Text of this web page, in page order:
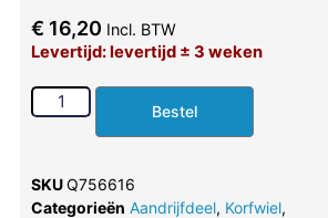
€ 16,20 Incl. BTW
Levertijd: levertijd ± 3 weken
Bestel
SKUQ756616
Categorieën Aandrijfdeel, Korfwiel,